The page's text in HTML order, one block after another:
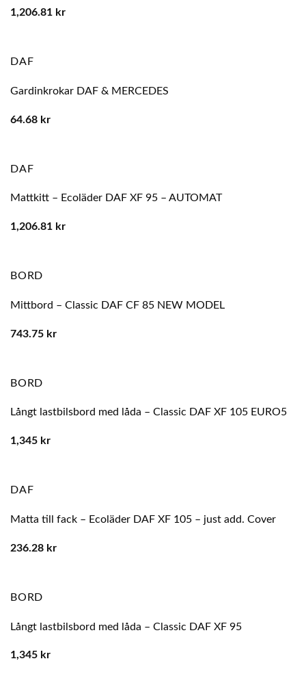
1,206.81 kr
DAF
Gardinkrokar DAF & MERCEDES
64.68 kr
DAF
Mattkitt – Ecoläder DAF XF 95 – AUTOMAT
1,206.81 kr
BORD
Mittbord – Classic DAF CF 85 NEW MODEL
743.75 kr
BORD
Långt lastbilsbord med låda – Classic DAF XF 105 EURO5
1,345 kr
DAF
Matta till fack – Ecoläder DAF XF 105 – just add. Cover
236.28 kr
BORD
Långt lastbilsbord med låda – Classic DAF XF 95
1,345 kr